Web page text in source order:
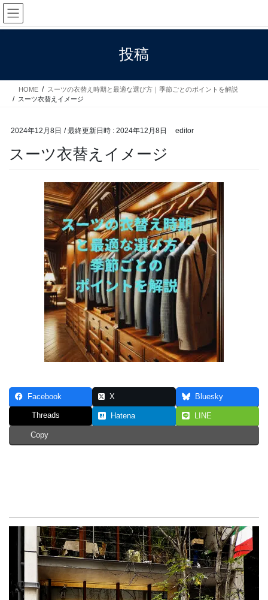
コ
ン
テ
ス
ナ
ビ
ゲ
ン
投稿
HOME
スーツの衣替え時期と最適な選び方｜季節ごとのポイントを解説
スーツ衣替えイメージ
2024年12月8日 / 最終更新日時 : 2024年12月8日 editor
スーツ衣替えイメージ
Facebook X Bluesky
Threads Hatena LINE
Copy